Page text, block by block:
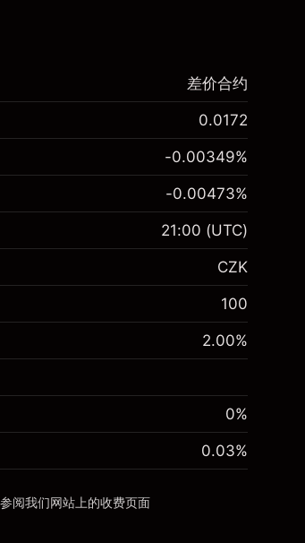
差价合约
0.0172
-0.00349%
-0.00473%
21:00 (UTC)
CZK
100
2.00%
0%
0.03%
阅我们网站上的收费页面